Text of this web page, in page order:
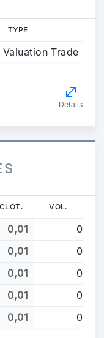
TYPE
Valuation Trade
Details
CLOT. VOL.
0,01
0
0,01
0
0,01
0
0,01
0
0,01 0